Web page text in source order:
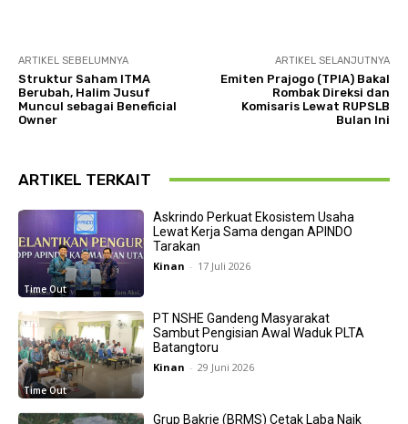
ARTIKEL SEBELUMNYA
Struktur Saham ITMA
Berubah, Halim Jusuf
Muncul sebagai Beneficial
Owner
ARTIKEL SELANJUTNYA
Emiten Prajogo (TPIA) Bakal
Rombak Direksi dan
Komisaris Lewat RUPSLB
Bulan Ini
ARTIKEL TERKAIT
Time Out
Askrindo Perkuat Ekosistem Usaha
Lewat Kerja Sama dengan APINDO
Tarakan
Kinan - 17 Juli 2026
Time Out
PT NSHE Gandeng Masyarakat
Sambut Pengisian Awal Waduk PLTA
Batangtoru
Kinan - 29 Juni 2026
Grup Bakrie (BRMS) Cetak Laba Naik